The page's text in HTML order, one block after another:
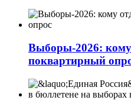
Выборы-2026: кому
поквартирный